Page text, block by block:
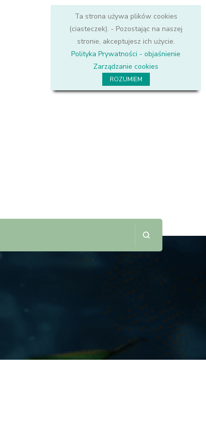
Ta strona używa plików cookies
(ciasteczek). - Pozostając na naszej
stronie, akceptujesz ich użycie.
Polityka Prywatności - objaśnienie
Zarządzanie cookies
ROZUMIEM